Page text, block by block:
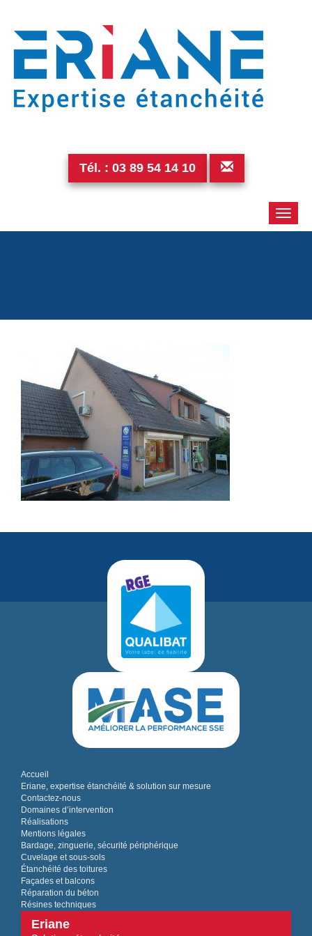
Tél. : 03 89 54 14 10
Toggle
Accueil
Eriane, expertise étanchéité & solution sur mesure
Contactez-nous
Domaines d’intervention
Réalisations
Mentions légales
Bardage, zinguerie, sécurité périphérique
Cuvelage et sous-sols
Étanchéité des toitures
Façades et balcons
Réparation du béton
Résines techniques
Eriane